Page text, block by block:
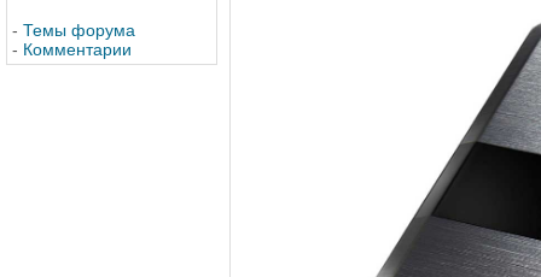
- Темы форума
- Комментарии